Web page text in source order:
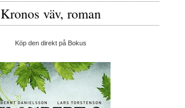
Kronos väv, roman
Köp den direkt på Bokus